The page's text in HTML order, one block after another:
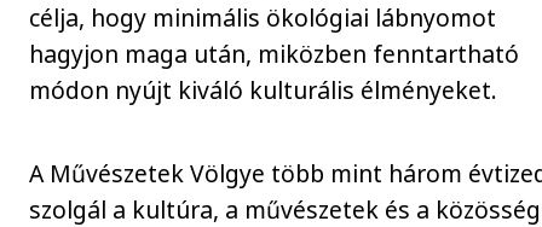
célja, hogy minimális ökológiai lábnyomot
hagyjon maga után, miközben fenntartható
módon nyújt kiváló kulturális élményeket.
A Művészetek Völgye több mint három
szolgál a kultúra, a művészetek és a